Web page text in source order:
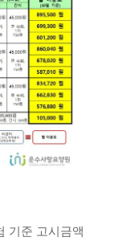
기준 고시금액